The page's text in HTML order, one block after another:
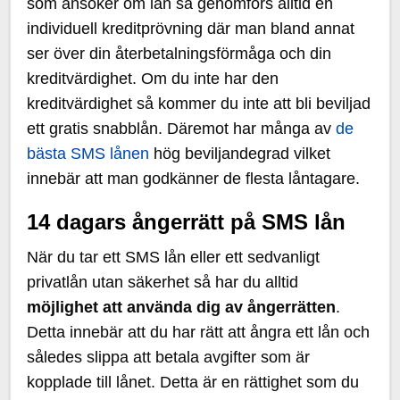
som ansöker om lån så genomförs alltid en
individuell kreditprövning där man bland annat
ser över din återbetalningsförmåga och din
kreditvärdighet. Om du inte har den
kreditvärdighet så kommer du inte att bli beviljad
ett gratis snabblån. Däremot har många avde
bästa SMS lånen hög beviljandegrad vilket
innebär att man godkänner de flesta låntagare.
14 dagars ångerrätt på SMS lån
När du tar ett SMS lån eller ett sedvanligt
privatlån utan säkerhet så har du alltid
möjlighet att använda dig av ångerrätten.
Detta innebär att du har rätt att ångra ett lån och
således slippa att betala avgifter som är
kopplade till lånet. Detta är en rättighet som du